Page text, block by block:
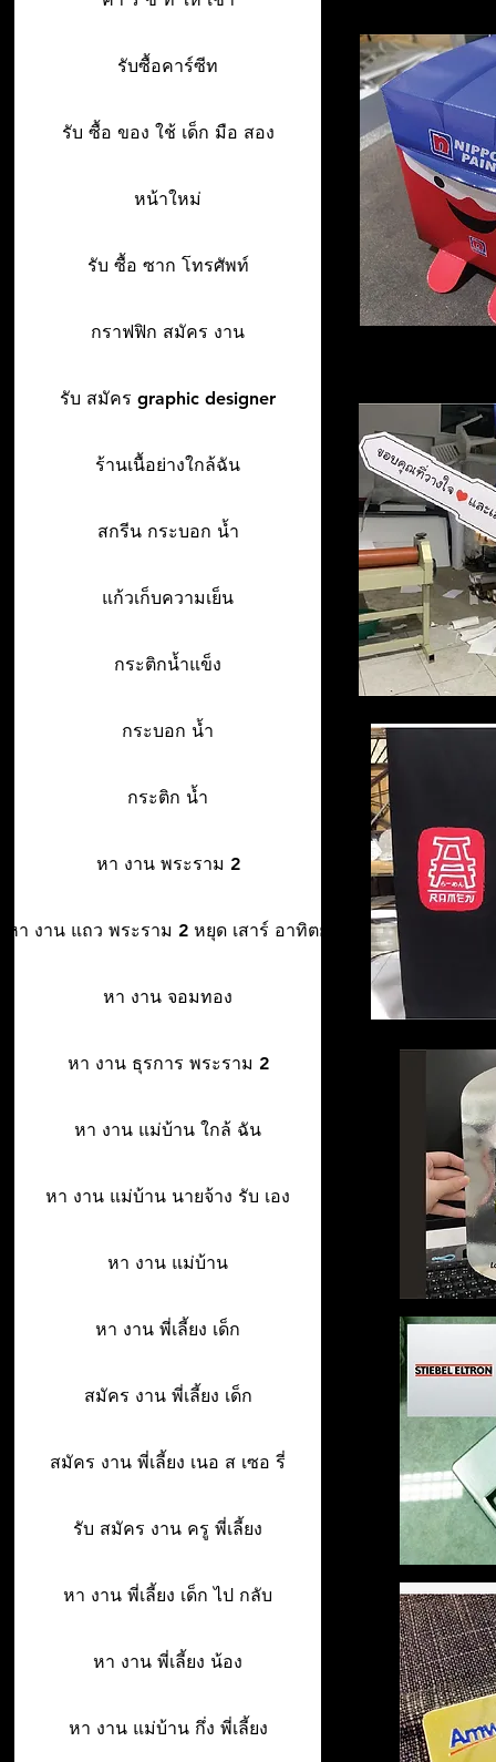
รับซื้อคาร์ซีท
รับ ซื้อ ของ ใช้ เด็ก มือ สอง
หน้าใหม่
รับ ซื้อ ซาก โทรศัพท์
กราฟฟิก สมัคร งาน
รับ สมัคร graphic designer
ร้านเนื้อย่างใกล้ฉัน
สกรีน กระบอก น้ำ
แก้วเก็บความเย็น
กระติกน้ำแข็ง
กระบอก น้ำ
กระติก น้ำ
หา งาน พระราม 2
หา งาน แถว พระราม 2 หยุด เสาร์ อาทิตย์
หา งาน จอมทอง
หา งาน ธุรการ พระราม 2
หา งาน แม่บ้าน ใกล้ ฉัน
หา งาน แม่บ้าน นายจ้าง รับ เอง
หา งาน แม่บ้าน
หา งาน พี่เลี้ยง เด็ก
สมัคร งาน พี่เลี้ยง เด็ก
สมัคร งาน พี่เลี้ยง เนอ ส เซอ รี่
รับ สมัคร งาน ครู พี่เลี้ยง
หา งาน พี่เลี้ยง เด็ก ไป กลับ
หา งาน พี่เลี้ยง น้อง
หา งาน แม่บ้าน กึ่ง พี่เลี้ยง